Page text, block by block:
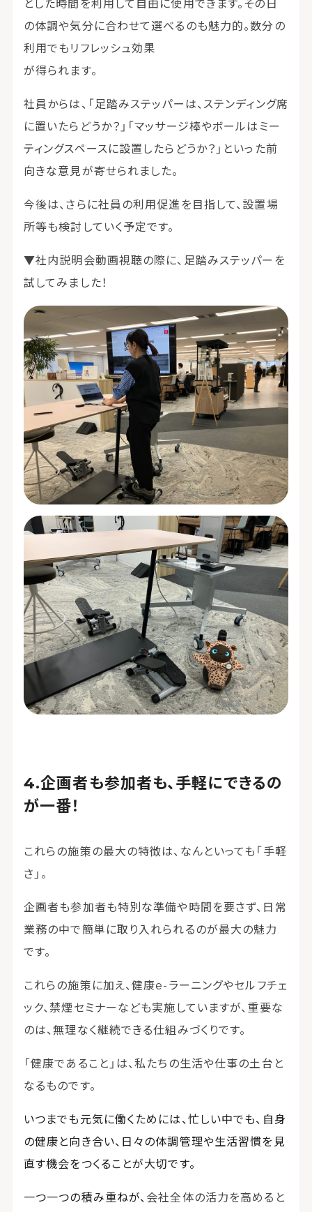
とした時間を利用して自由に使用できます。その日
の体調や気分に合わせて選べるのも魅力的。数分の
利用でもリフレッシュ効果
が得られます。
社員からは、「足踏みステッパーは、ステンディング席
に置いたらどうか？」「マッサージ棒やボールはミー
ティングスペースに設置したらどうか？」といった前
向きな意見が寄せられました。
今後は、さらに社員の利用促進を目指して、設置場
所等も検討していく予定です。
▼社内説明会動画視聴の際に、足踏みステッパーを
試してみました！
企画者も参加者も、手軽にできるの
が一番！
これらの施策の最大の特徴は、なんといっても「手軽
さ」。
企画者も参加者も特別な準備や時間を要さず、日常
業務の中で簡単に取り入れられるのが最大の魅力
です。
これらの施策に加え、健康e- ラーニングやセルフチェ
ック、禁煙セミナーなども実施していますが、重要な
のは、無理なく継続できる仕組みづくりです。
「健康であること」は、私たちの生活や仕事の土台と
なるものです。
いつまでも元気に働くためには、忙しい中でも、自身
の健康と向き合い、日々の体調管理や生活習慣を見
直す機会をつくることが大切です。
一つ一つの積み重ねが、 会社全体の活力を高めると